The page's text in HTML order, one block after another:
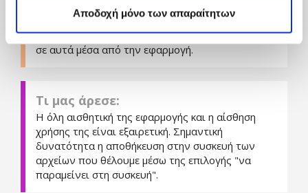
Αποδοχή μόνο των απαραίτητων
Όποια αρχεία θέλουμε μπορούμε να τα
κρατήσουμε στη συσκευή και να έχουμε πρόσβαση
σε αυτά μέσα από την εφαρμογή.
Τι μας άρεσε:
Η όλη αισθητική της εφαρμογής και η αίσθηση
χρήσης της είναι εξαιρετική. Σημαντική
δυνατότητα η αποθήκευση στην συσκευή των
αρχείων που θέλουμε μέσω της επιλογής "να
παραμείνει στη συσκευή".